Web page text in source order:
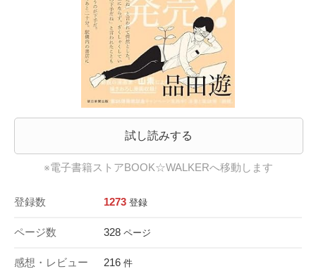
試し読みする
※電子書籍ストアBOOK☆WALKERへ移動します
登録数 1273 登録
ページ数 328 ページ
感想・レビュー 216 件